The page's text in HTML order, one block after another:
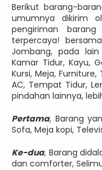
Berikut barang-
umumnya dikirim
pengiriman
terpercaya!
Jombang, pada
Kamar Tidur, Kayu,
Kursi, Meja, Furniture,
AC, Tempat Tidur,
pindahan lainnya,
Pertama, Barang
Sofa, Meja kopi,
Ke-dua, Barang
dan comforter,